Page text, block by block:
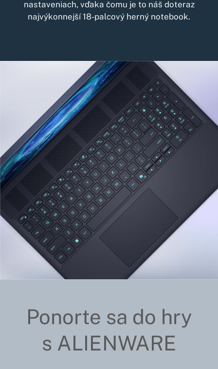
nastaveniach, vďaka čomu je to náš doteraz
najvýkonnejší 18-palcový herný notebook.
Ponorte sa do hry
s ALIENWARE